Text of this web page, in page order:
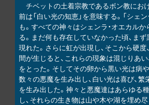
チベットの土着宗教であるボン教にお
前は「白い光の知恵」を意味する。「シェン
も。すべての神々はシェンラ・オエカル
る。まだ何も存在していなかった頃、ま
現れた。さらに虹が出現し、そこから硬度
間が生じると、これらの現象は混じりあ
をとった。そしてその卵から黒い光は病や
数々の悪魔を生み出し、白い光は喜び、繁
を生み出した。神々と悪魔達はあらゆる
し、それらの生き物は山や木や湖を埋め尽